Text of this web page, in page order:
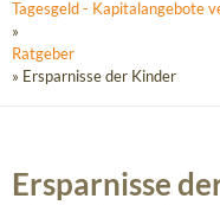
Tagesgeld - Kapitalangebote
»
Ratgeber
» Ersparnisse der Kinder
Ersparnisse